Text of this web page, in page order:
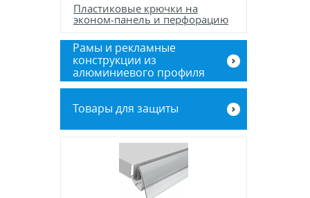
Пластиковые крючки на
эконом-панель и перфорацию
Рамы и рекламные
конструкции из
алюминиевого профиля
Рамы из алюминиевого клик-
Товары для защиты
Экраны для кассовой зоны